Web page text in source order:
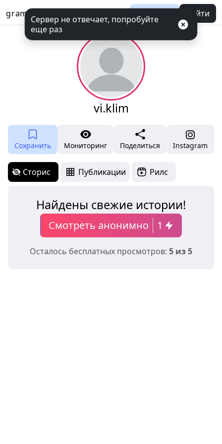
gramotool Баланс Войти
vi.klim
Сохранить Мониторинг Поделиться Instagram
Сторис Публикации Рилс
Найдены свежие истории!
Смотреть анонимно 1
Осталось бесплатных просмотров: 5 из 5
Сервер не отвечает, попробуйте
еще раз